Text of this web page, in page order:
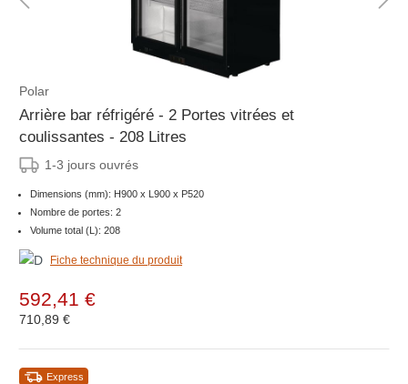
Polar
Arrière bar réfrigéré - 2 Portes vitrées et
coulissantes - 208 Litres
1-3 jours ouvrés
Dimensions (mm): H900 x L900 x P520
Nombre de portes: 2
Volume total (L): 208
Fiche technique du produit
592,41 €
710,89 €
Express